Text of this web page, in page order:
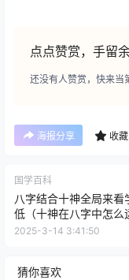
点点赞赏，手留
还没有人赞赏，快来当
海报分享 收藏
国学百科
八字结合十神全局来看
低（十神在八字中怎么
2025-3-14 3:41:50
猜你喜欢